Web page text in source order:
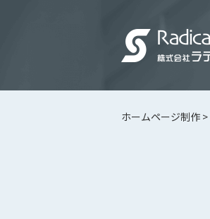
ホームページ制作 >